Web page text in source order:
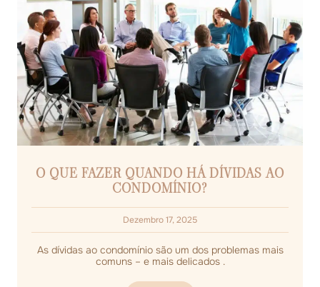
O QUE FAZER QUANDO HÁ DÍVIDAS AO
CONDOMÍNIO?
Dezembro 17, 2025
As dívidas ao condomínio são um dos problemas mais
comuns – e mais delicados .